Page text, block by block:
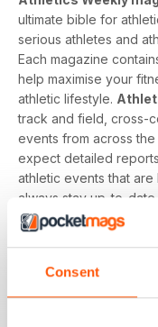
Consent
ultimate bible for
serious athletes and
Each magazine
help maximise your
athletic lifestyle.
track and field, cross-
events from across
expect detailed
athletic events that
always stay up-to-date
Whether you're a
interesting and
potential as an athlete.